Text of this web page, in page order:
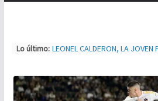
Lo último: LEONEL CALDERON, LA JOVEN
MXL
NUEVA ERA MAGFED SE